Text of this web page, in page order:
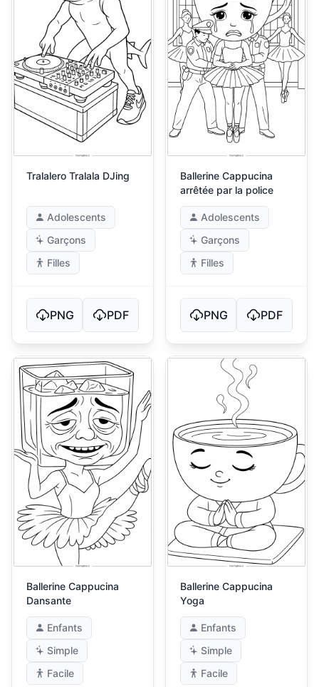
Tralalero Tralala DJing
Adolescents
Garçons
Filles
PNG PDF
Ballerine Cappucina
arrêtée par la police
Adolescents
Garçons
Filles
PNG PDF
Ballerine Cappucina
Dansante
Enfants
Simple
Facile
Ballerine Cappucina
Yoga
Enfants
Simple
Facile